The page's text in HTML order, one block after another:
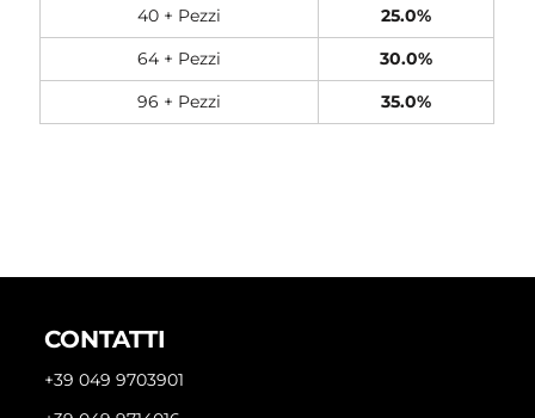
40 + Pezzi
25.0%
64 + Pezzi
30.0%
96 + Pezzi
35.0%
CONTATTI
+39 049 9703901